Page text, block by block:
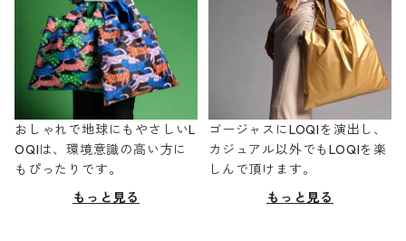
おしゃれで地球にもやさしいL
OQIは、環境意識の高い方に
もぴったりです。
もっと見る
ゴージャスにLOQIを演出し、
カジュアル以外でもLOQIを楽
しんで頂けます。
もっと見る